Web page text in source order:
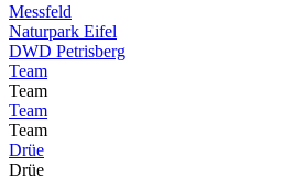
Messfeld
Naturpark Eifel
DWD Petrisberg
Team
Team
Team
Team
Drüe
Drüe